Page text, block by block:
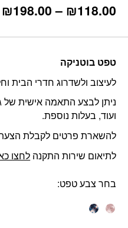
₪118.00
–
₪198.00
טפט בוטניקה
לעיצוב ולשדרוג חדרי הבית
ניתן לבצע התאמה אישית של
ועוד, בעלות נוספת.
להשארת פרטים לקבלת
לתיאום שירות התקנה לחצו
בחר צבע טפט